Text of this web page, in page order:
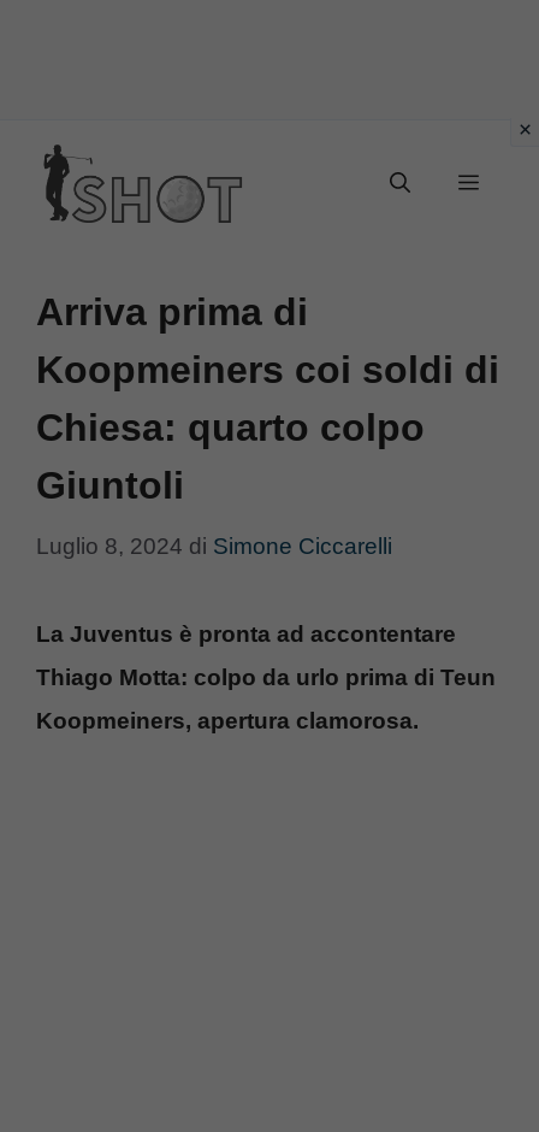
contenuto
Menu
Arriva prima di
Koopmeiners coi soldi di
Chiesa: quarto colpo
Giuntoli
Luglio 8, 2024 di Simone Ciccarelli
La Juventus è pronta ad accontentare
Thiago Motta: colpo da urlo prima di Teun
Koopmeiners, apertura clamorosa.